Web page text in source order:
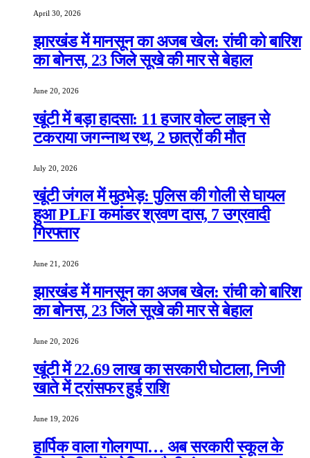
April 30, 2026
झारखंड में मानसून का अजब खेल: रांची को बारिश
का बोनस, 23 जिले सूखे की मार से बेहाल
June 20, 2026
खूंटी में बड़ा हादसा: 11 हजार वोल्ट लाइन से
टकराया जगन्नाथ रथ, 2 छात्रों की मौत
July 20, 2026
खूंटी जंगल में मुठभेड़: पुलिस की गोली से घायल
हुआ PLFI कमांडर श्रवण दास, 7 उग्रवादी
गिरफ्तार
June 21, 2026
झारखंड में मानसून का अजब खेल: रांची को बारिश
का बोनस, 23 जिले सूखे की मार से बेहाल
June 20, 2026
खूंटी में 22.69 लाख का सरकारी घोटाला, निजी
खाते में ट्रांसफर हुई राशि
June 19, 2026
हार्पिक वाला गोलगप्पा… अब सरकारी स्कूल के